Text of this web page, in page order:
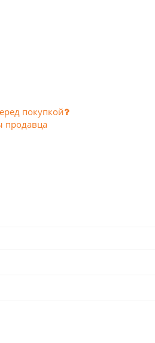
покупкой
продавца